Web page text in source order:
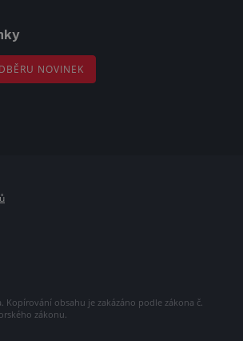
NOVINEK
Kopírování obsahu je zakázáno podle zákona č.
zákonu.